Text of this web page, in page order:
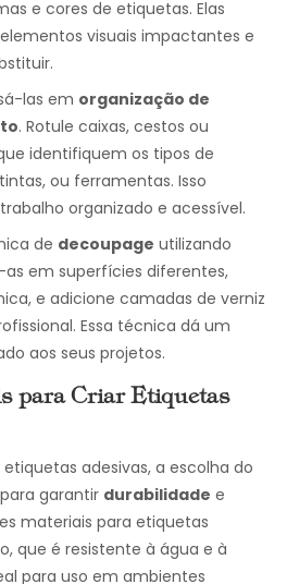
e cores de etiquetas. Elas
visuais impactantes e
las em organização de
. Rotule caixas, cestos ou
identifiquem os tipos de
ou ferramentas. Isso
organizado e acessível.
de decoupage utilizando
em superfícies diferentes,
e adicione camadas de verniz
Essa técnica dá um
aos seus projetos.
para Criar Etiquetas
adesivas, a escolha do
garantir durabilidade e
materiais para etiquetas
que é resistente à água e à
para uso em ambientes